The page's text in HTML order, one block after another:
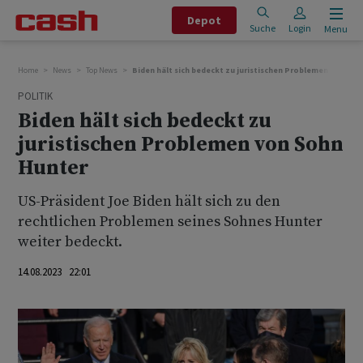
Depot
Suche Login Menu
Home News Top News Biden hält sich bedeckt zu juristischen Problemen von
POLITIK
Biden hält sich bedeckt zu
juristischen Problemen von Sohn
Hunter
US-Präsident Joe Biden hält sich zu den
rechtlichen Problemen seines Sohnes Hunter
weiter bedeckt.
14.08.2023 22:01